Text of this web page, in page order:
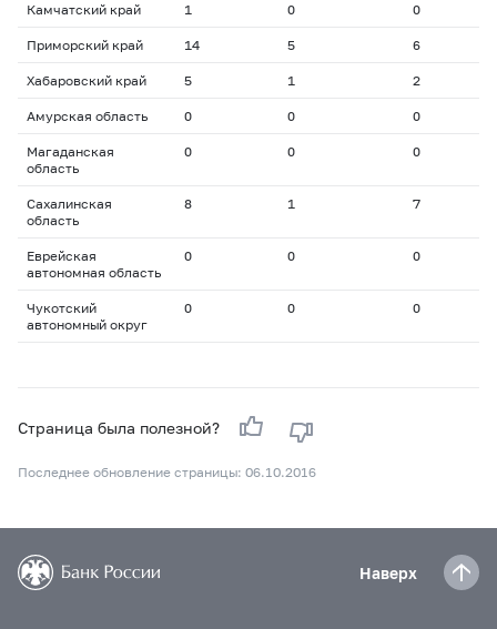
Камчатский край 1 0 0
Приморский край 14 5 6
Хабаровский край 5 1 2
Амурская область 0 0 0
Магаданская
область
0 0 0
Сахалинская
область
8 1 7
Еврейская
автономная область
0 0 0
Чукотский
автономный округ
0 0 0
Страница была полезной?
Последнее обновление страницы: 06.10.2016
Наверх